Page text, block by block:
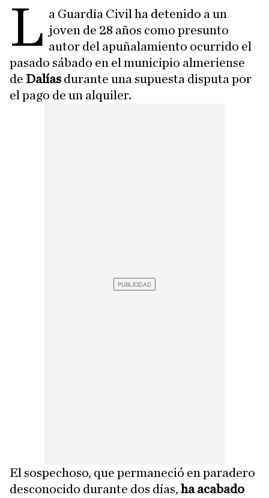
L a Guardia Civil ha detenido a un
joven de 28 años como presunto
autor del apuñalamiento ocurrido el
pasado sábado en el municipio almeriense
de Dalías durante una supuesta disputa por
el pago de un alquiler.
El sospechoso, que permaneció en paradero
desconocido durante dos días, ha acabado